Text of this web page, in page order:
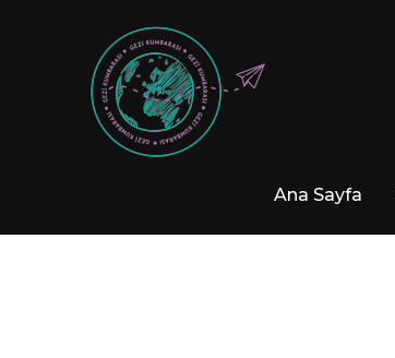
Ana Sayfa